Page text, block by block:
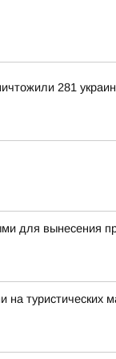
281
для вынесения
на туристических